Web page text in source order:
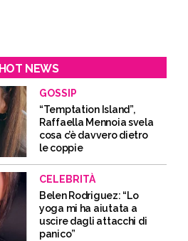
HOT NEWS
GOSSIP
“Temptation Island”,
Raffaella Mennoia svela
cosa c’è davvero dietro
le coppie
CELEBRITÀ
Belen Rodriguez: “Lo
yoga mi ha aiutata a
uscire dagli attacchi di
panico”